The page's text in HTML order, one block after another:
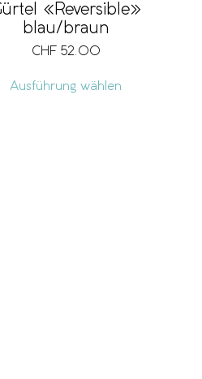
«Reversible»
blau/braun
CHF 52.00
Ausführung wählen